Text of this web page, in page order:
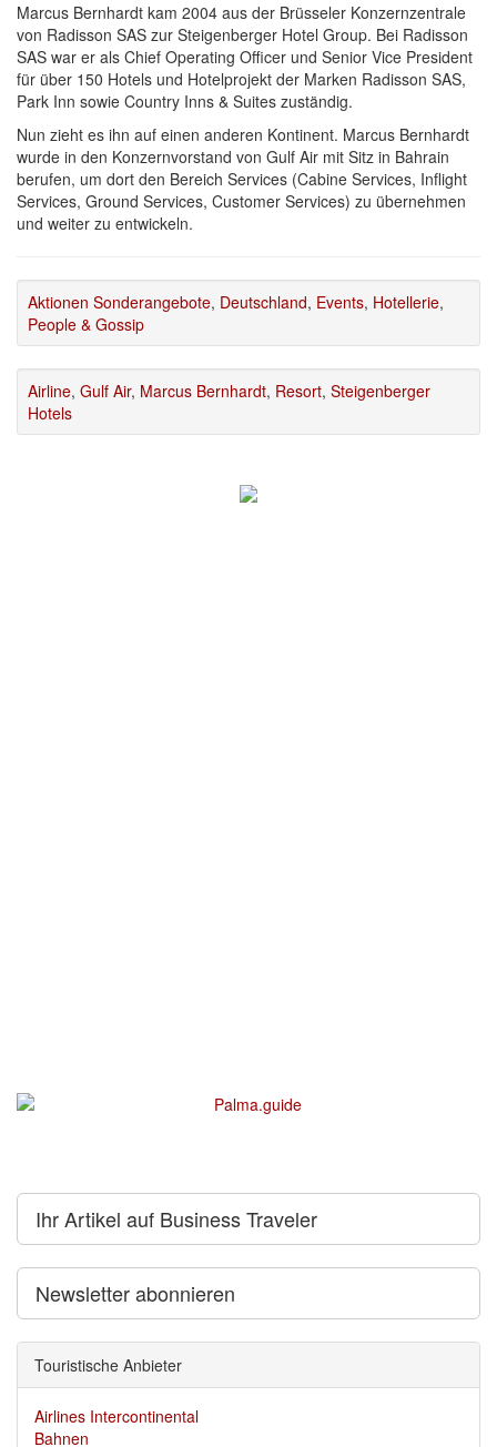
Marcus Bernhardt kam 2004 aus der Brüsseler Konzernzentrale
von Radisson SAS zur Steigenberger Hotel Group. Bei Radisson
SAS war er als Chief Operating Officer und Senior Vice President
für über 150 Hotels und Hotelprojekt der Marken Radisson SAS,
Park Inn sowie Country Inns & Suites zuständig.
Nun zieht es ihn auf einen anderen Kontinent. Marcus Bernhardt
wurde in den Konzernvorstand von Gulf Air mit Sitz in Bahrain
berufen, um dort den Bereich Services (Cabine Services, Inflight
Services, Ground Services, Customer Services) zu übernehmen
und weiter zu entwickeln.
Aktionen Sonderangebote, Deutschland, Events, Hotellerie,
People & Gossip
Airline, Gulf Air, Marcus Bernhardt, Resort, Steigenberger
Hotels
Ihr Artikel auf Business Traveler
Newsletter abonnieren
Touristische Anbieter
Airlines Intercontinental
Bahnen